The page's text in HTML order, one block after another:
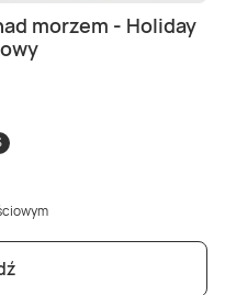
morzem - Holiday